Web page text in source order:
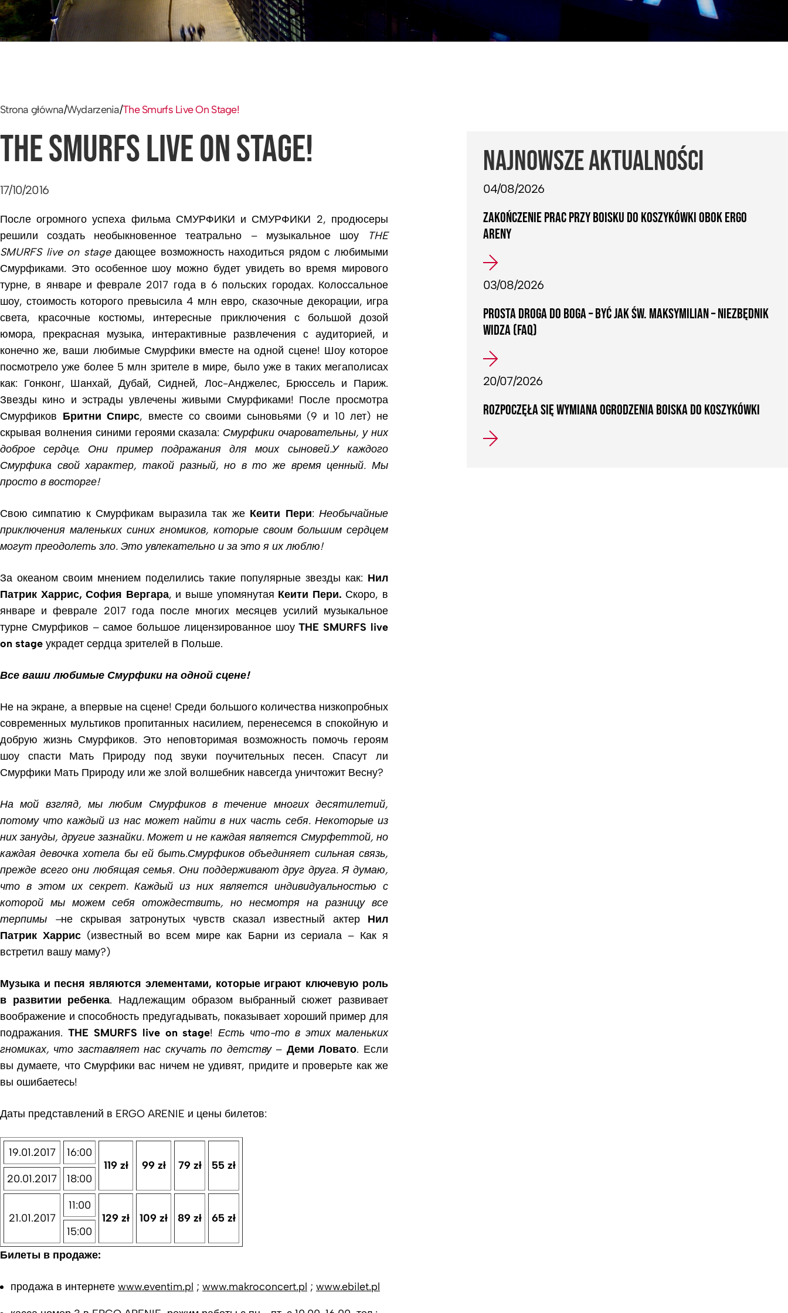
Strona główna/Wydarzenia/The Smurfs Live On Stage!
THE SMURFS LIVE ON STAGE!
17/10/2016
После огромного успеха фильма СМУРФИКИ и СМУРФИКИ 2, продюсеры
решили создать необыкновенное театрально – музыкальное шоу
THE
SMURFS live on stageдающее возможность находиться рядом с любимыми
Смурфиками. Это особенное шоу можно будет увидеть во время мирового
турне, в январе и феврале 2017 года в 6 польских городах. Колоссальное
шоу, стоимость которого превысила 4 млн евро, сказочные декорации, игра
света, красочные костюмы, интересные приключения с большой дозой
юмора, прекрасная музыка, интерактивные развлечения с аудиторией, и
конечно же, ваши любимые Смурфики вместе на одной сцене! Шоу которое
посмотрело уже более 5 млн зрителе в мире, было уже в таких мегаполисах
как: Гонконг, Шанхай, Дубай, Сидней, Лос-Анджелес, Брюссель и Париж.
Звезды кинo и эстрады увлечены живыми Смурфиками! После просмотра
Смурфиков Бритни Спирс, вместе со своими сыновьями (9 и 10 лет) не
скрывая волнения синими героями сказала: Смурфики очаровательны, у них
доброе сердцe. Они пример подражания для моих сыновей.У каждого
Смурфика свой характер, такой разный, но в то же время ценный. Мы
просто в восторге!
Свою симпатию к Смурфикам выразила так же Кеити Пери: Необычайные
приключения маленьких синих гномиков, которые своим большим сердцем
могут преодолеть зло. Это увлекательно и за это я их люблю!
За океаном своим мнением поделились такие популярные звезды как: Нил
Патрик Харрис, София Вергара, и выше упомянутая Кеити Пери. Скоро, в
январе и феврале 2017 года после многих месяцев усилий музыкальное
турне Смурфиков – самое большое лицензированное шоуTHE SMURFS live
on stage украдет сердца зрителей в Польше.
Все ваши любимые Смурфики на одной сцене!
Не на экране, а впервые на сцене! Среди большого количества низкопробных
современных мультиков пропитанных насилием, перенесемся в спокойную и
добрую жизнь Смурфиков. Это неповторимая возможность помочь героям
шоу спасти Мать Природу под звуки поучительных песен. Спасут ли
Смурфики Мать Природу или же злой волшебник навсегда уничтожит Весну?
На мой взгляд, мы любим Смурфиков в течение многих десятилетий,
потому что каждый из нас может найти в них часть себя. Некоторые из
них зануды, другие зазнайки. Может и не каждая является Смурфеттой, но
каждая девочка хотела бы ей быть.Смурфиков объединяет сильная связь,
прежде всего они любящая семья. Они поддерживают друг друга. Я думаю,
что в этом их секрет. Каждый из них является индивидуальностью с
которой мы можем себя отождествить, но несмотря на разницу все
терпимы –не скрывая затронутых чувств сказал известный актер Нил
Патрик Харрис (известный во всем мире как Барни из сериала – Как я
встретил вашу маму?)
Музыка и песня являются элементами, которые играют ключевую роль
в развитии ребенка. Надлежащим образом выбранный сюжет развивает
воображение и способность предугадывать, показывает хороший пример для
подражания. THE SMURFS live on stage!Есть что-то в этих маленьких
гномиках, что заставляет нас скучать по детству – Деми Ловато. Если
вы думаете, что Смурфики вас ничем не удивят, придите и проверьте как же
вы ошибаетесь!
Даты представлений в ERGO ARENIE и цены билетов:
19.01.2017
16:00
119 zł
99 zł 79 zł
55 zł
20.01.2017
18:00
21.01.2017
11:00
129 zł
109 zł 89 zł
65 zł
15:00
Билеты в продаже:
продажа в интернете www.eventim.pl ; www.makroconcert.pl ; www.ebilet.pl
NAJNOWSZE AKTUALNOŚCI
04/08/2026
ZAKOŃCZENIE PRAC PRZY BOISKU DO KOSZYKÓWKI OBOK ERGO
ARENY
03/08/2026
PROSTA DROGA DO BOGA – BYĆ JAK ŚW. MAKSYMILIAN – NIEZBĘDNIK
WIDZA (FAQ)
20/07/2026
ROZPOCZĘŁA SIĘ WYMIANA OGRODZENIA BOISKA DO KOSZYKÓWKI